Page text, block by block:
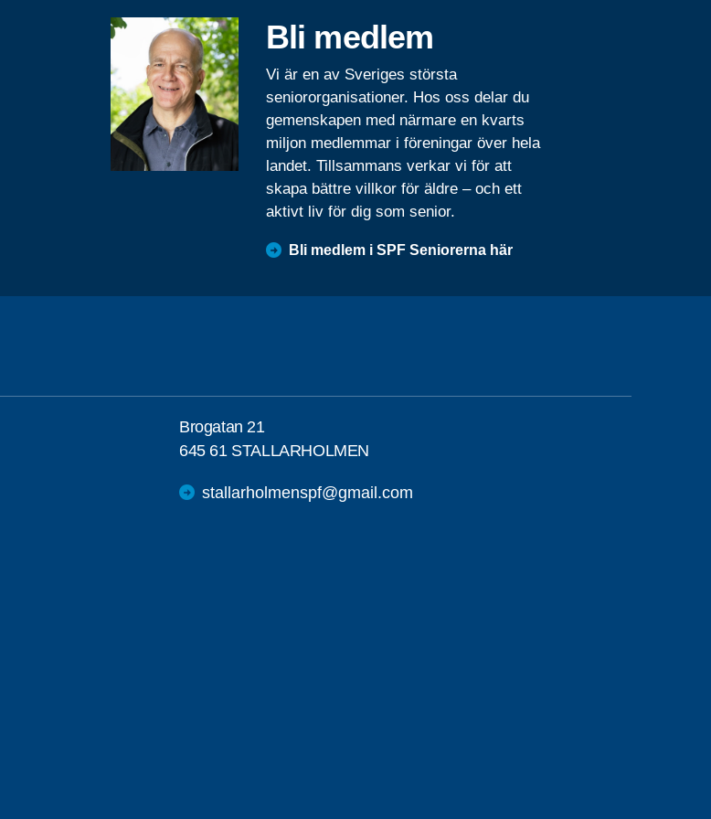
Bli medlem
Vi är en av Sveriges största
seniororganisationer. Hos oss delar du
gemenskapen med närmare en kvarts
miljon medlemmar i föreningar över hela
landet. Tillsammans verkar vi för att
skapa bättre villkor för äldre – och ett
aktivt liv för dig som senior.
Bli medlem i SPF Seniorerna här
Brogatan 21
645 61 STALLARHOLMEN
stallarholmenspf@gmail.com